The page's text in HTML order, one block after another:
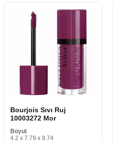
Bourjois Sıvı Ruj
10003272 Mor
Boyut
4.2 x 7.79 x 9.74